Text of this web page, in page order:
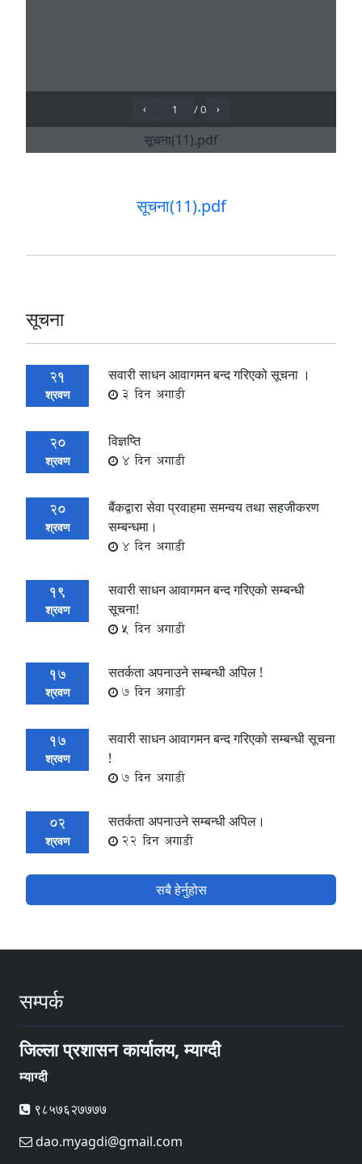
सूचना(11).pdf
सूचना
21
श्रवण
सवारी साधन आवागमन बन्द गरिएको सूचना ।
3 दिन अगाडी
20
श्रवण
विज्ञप्ति
4 दिन अगाडी
20
श्रवण
बैंकद्वारा सेवा प्रवाहमा समन्वय तथा सहजीकरण
सम्बन्धमा।
4 दिन अगाडी
19
श्रवण
सवारी साधन आवागमन बन्द गरिएको सम्बन्धी
सूचना!
5 दिन अगाडी
17
श्रवण
सतर्कता अपनाउने सम्बन्धी अपिल !
7 दिन अगाडी
17
श्रवण
सवारी साधन आवागमन बन्द गरिएको सम्बन्धी सूचना
!
7 दिन अगाडी
02
श्रवण
सतर्कता अपनाउने सम्बन्धी अपिल।
22 दिन अगाडी
सबै हेर्नुहोस
सम्पर्क
जिल्ला प्रशासन कार्यालय, म्याग्दी
म्याग्दी
९८५७६२७७७७
dao.myagdi@gmail.com